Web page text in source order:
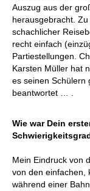
Auszug aus der
herausgebracht.
schachlicher
recht einfach
Partiestellungen.
Karsten Müller hat
es seinen Schülern
beantwortet … .
Wie war Dein
Mein Eindruck von
von den einfachen,
während einer